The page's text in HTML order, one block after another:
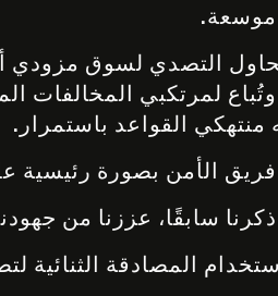
التصدي لسوق مزودي
منتهكي القواعد باستمرار.
فريق الأمن بصورة
سابقًا، عززنا من
المصادقة الثنائية